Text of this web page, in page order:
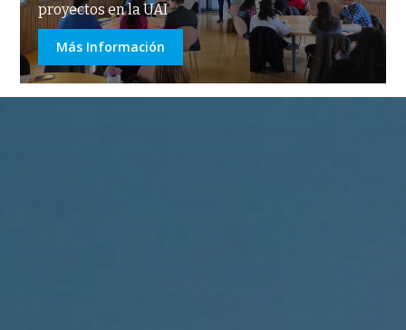
proyectos en la UAI
Más Información